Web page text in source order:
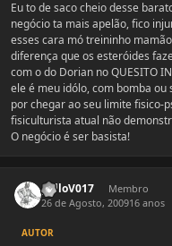
Eu to de saco cheio desse
negócio ta mais apelão, fico
esses cara mó treininho
diferença que os esteróides
com o do Dorian no QUESITO
ele é meu idólo, com bomba
por chegar ao seu limite fisico-
fisiculturista atual não
O negócio é ser basista!
galloV017
Membro
26 de Agosto, 200916 anos
AUTOR